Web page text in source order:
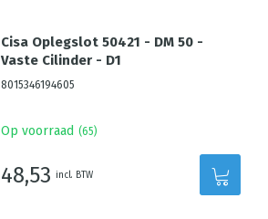
Cisa Oplegslot 50421 - DM 50 -
Vaste Cilinder - D1
8015346194605
Op voorraad (65)
48,53 incl. BTW